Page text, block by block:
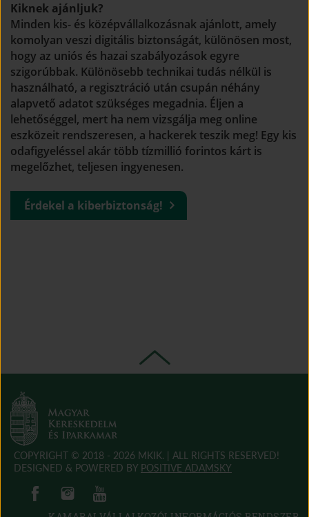
Kiknek ajánljuk?
Minden kis- és középvállalkozásnak ajánlott, amely
komolyan veszi digitális biztonságát, különösen most,
hogy az uniós és hazai szabályozások egyre
szigorúbbak. Különösebb technikai tudás nélkül is
használható, a regisztráció után csupán néhány
alapvető adatot szükséges megadnia. Éljen a
lehetőséggel, mert ha nem vizsgálja meg online
eszközeit rendszeresen, a hackerek teszik meg! Egy kis
odafigyeléssel akár több tízmillió forintos kárt is
megelőzhet, teljesen ingyenesen.
Érdekel a kiberbiztonság! (open
in
COPYRIGHT © 2018 - 2026 MKIK. | ALL RIGHTS RESERVED!
DESIGNED & POWERED BY POSITIVE ADAMSKY
(open in new window) (open in new window) (open in new window)